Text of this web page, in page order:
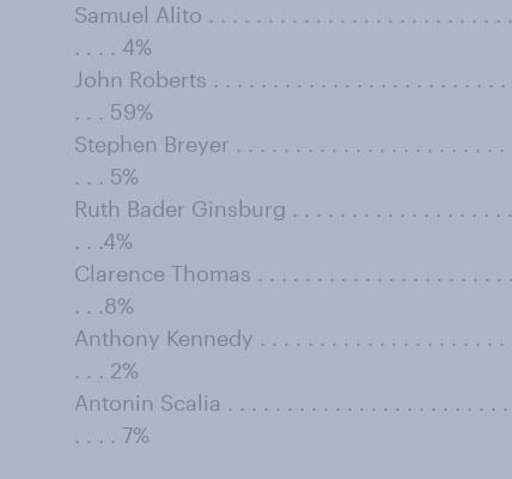
Samuel Alito . . . . . . . . . . . . . . . . . . . . . . . . .
. . . . 4%
John Roberts . . . . . . . . . . . . . . . . . . . . . . . .
. . . 59%
Stephen Breyer . . . . . . . . . . . . . . . . . . . . . .
. . . 5%
Ruth Bader Ginsburg . . . . . . . . . . . . . . . . . .
. . .4%
Clarence Thomas . . . . . . . . . . . . . . . . . . . . .
. . .8%
Anthony Kennedy . . . . . . . . . . . . . . . . . . . .
. . . 2%
Antonin Scalia . . . . . . . . . . . . . . . . . . . . . . .
. . . . 7%